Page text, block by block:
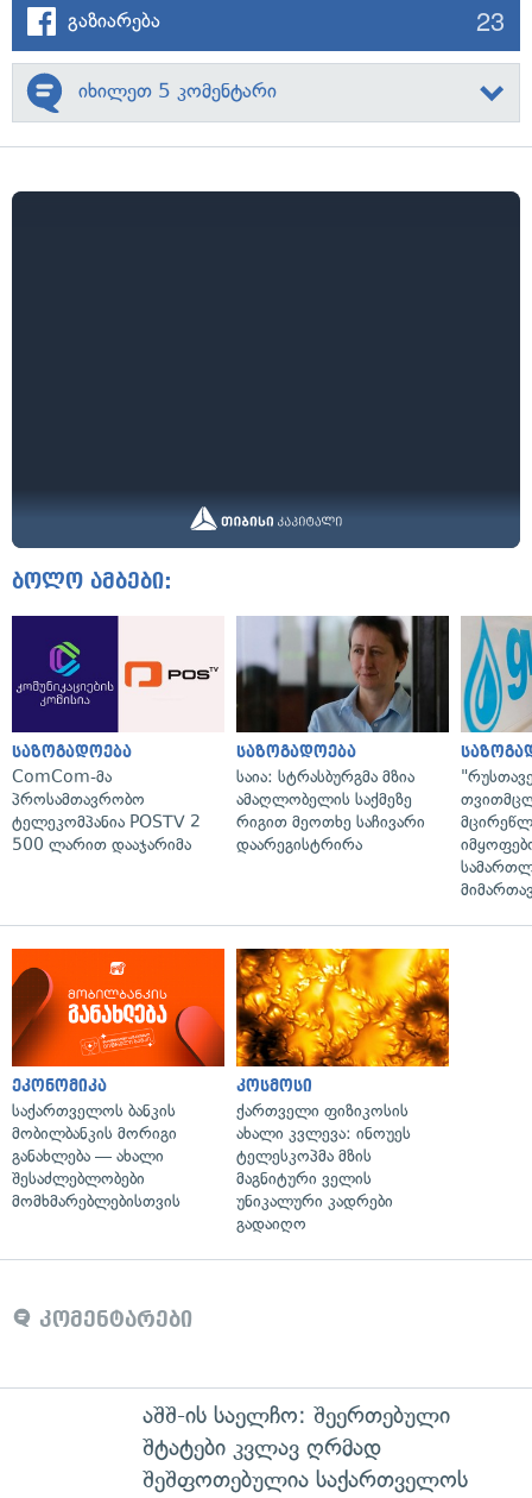
გაზიარება 23
იხილეთ 5 კომენტარი
ბოლო ამბები:
საზოგადოება
ComCom-მა
პროსამთავრობო
ტელეკომპანია POSTV 2
500 ლარით დააჯარიმა
საზოგადოება
საია: სტრასბურგმა მზია
ამაღლობელის საქმეზე
რიგით მეოთხე საჩივარი
დაარეგისტრირა
ეკონომიკა
საქართველოს ბანკის
მობილბანკის მორიგი
განახლება — ახალი
შესაძლებლობები
მომხმარებლებისთვის
კოსმოსი
ქართველი ფიზიკოსის
ახალი კვლევა: ინოუეს
ტელესკოპმა მზის
მაგნიტური ველის
უნიკალური კადრები
გადაიღო
კომენტარები
აშშ-ის საელჩო: შეერთებული
შტატები კვლავ ღრმად
შეშფოთებულია საქართველოს